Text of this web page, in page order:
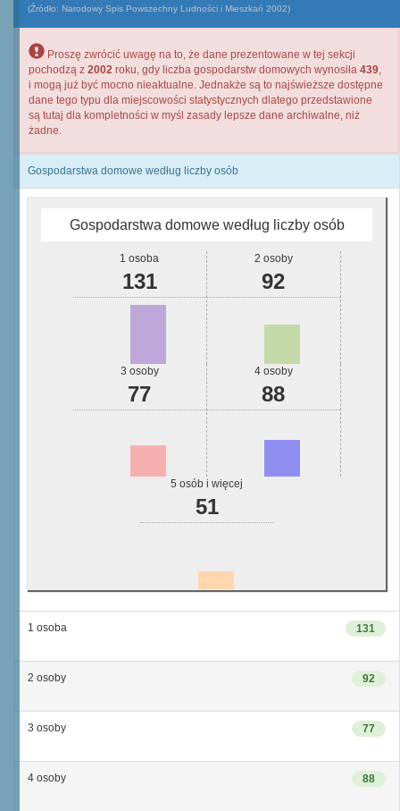
(Źródło: Narodowy Spis Powszechny Ludności i Mieszkań 2002)
Proszę zwrócić uwagę na to, że dane prezentowane w tej sekcji
pochodzą z 2002 roku, gdy liczba gospodarstw domowych wynosiła 439,
i mogą już być mocno nieaktualne. Jednakże są to najświeższe dostępne
dane tego typu dla miejscowości statystycznych dlatego przedstawione
są tutaj dla kompletności w myśl zasady lepsze dane archiwalne, niż
żadne.
Gospodarstwa domowe według liczby osób
Gospodarstwa domowe według liczby osób
1 osoba
131
2 osoby
92
3 osoby
77
4 osoby
88
5 osób i więcej
51
131
1 osoba
92
2 osoby
77
3 osoby
88
4 osoby